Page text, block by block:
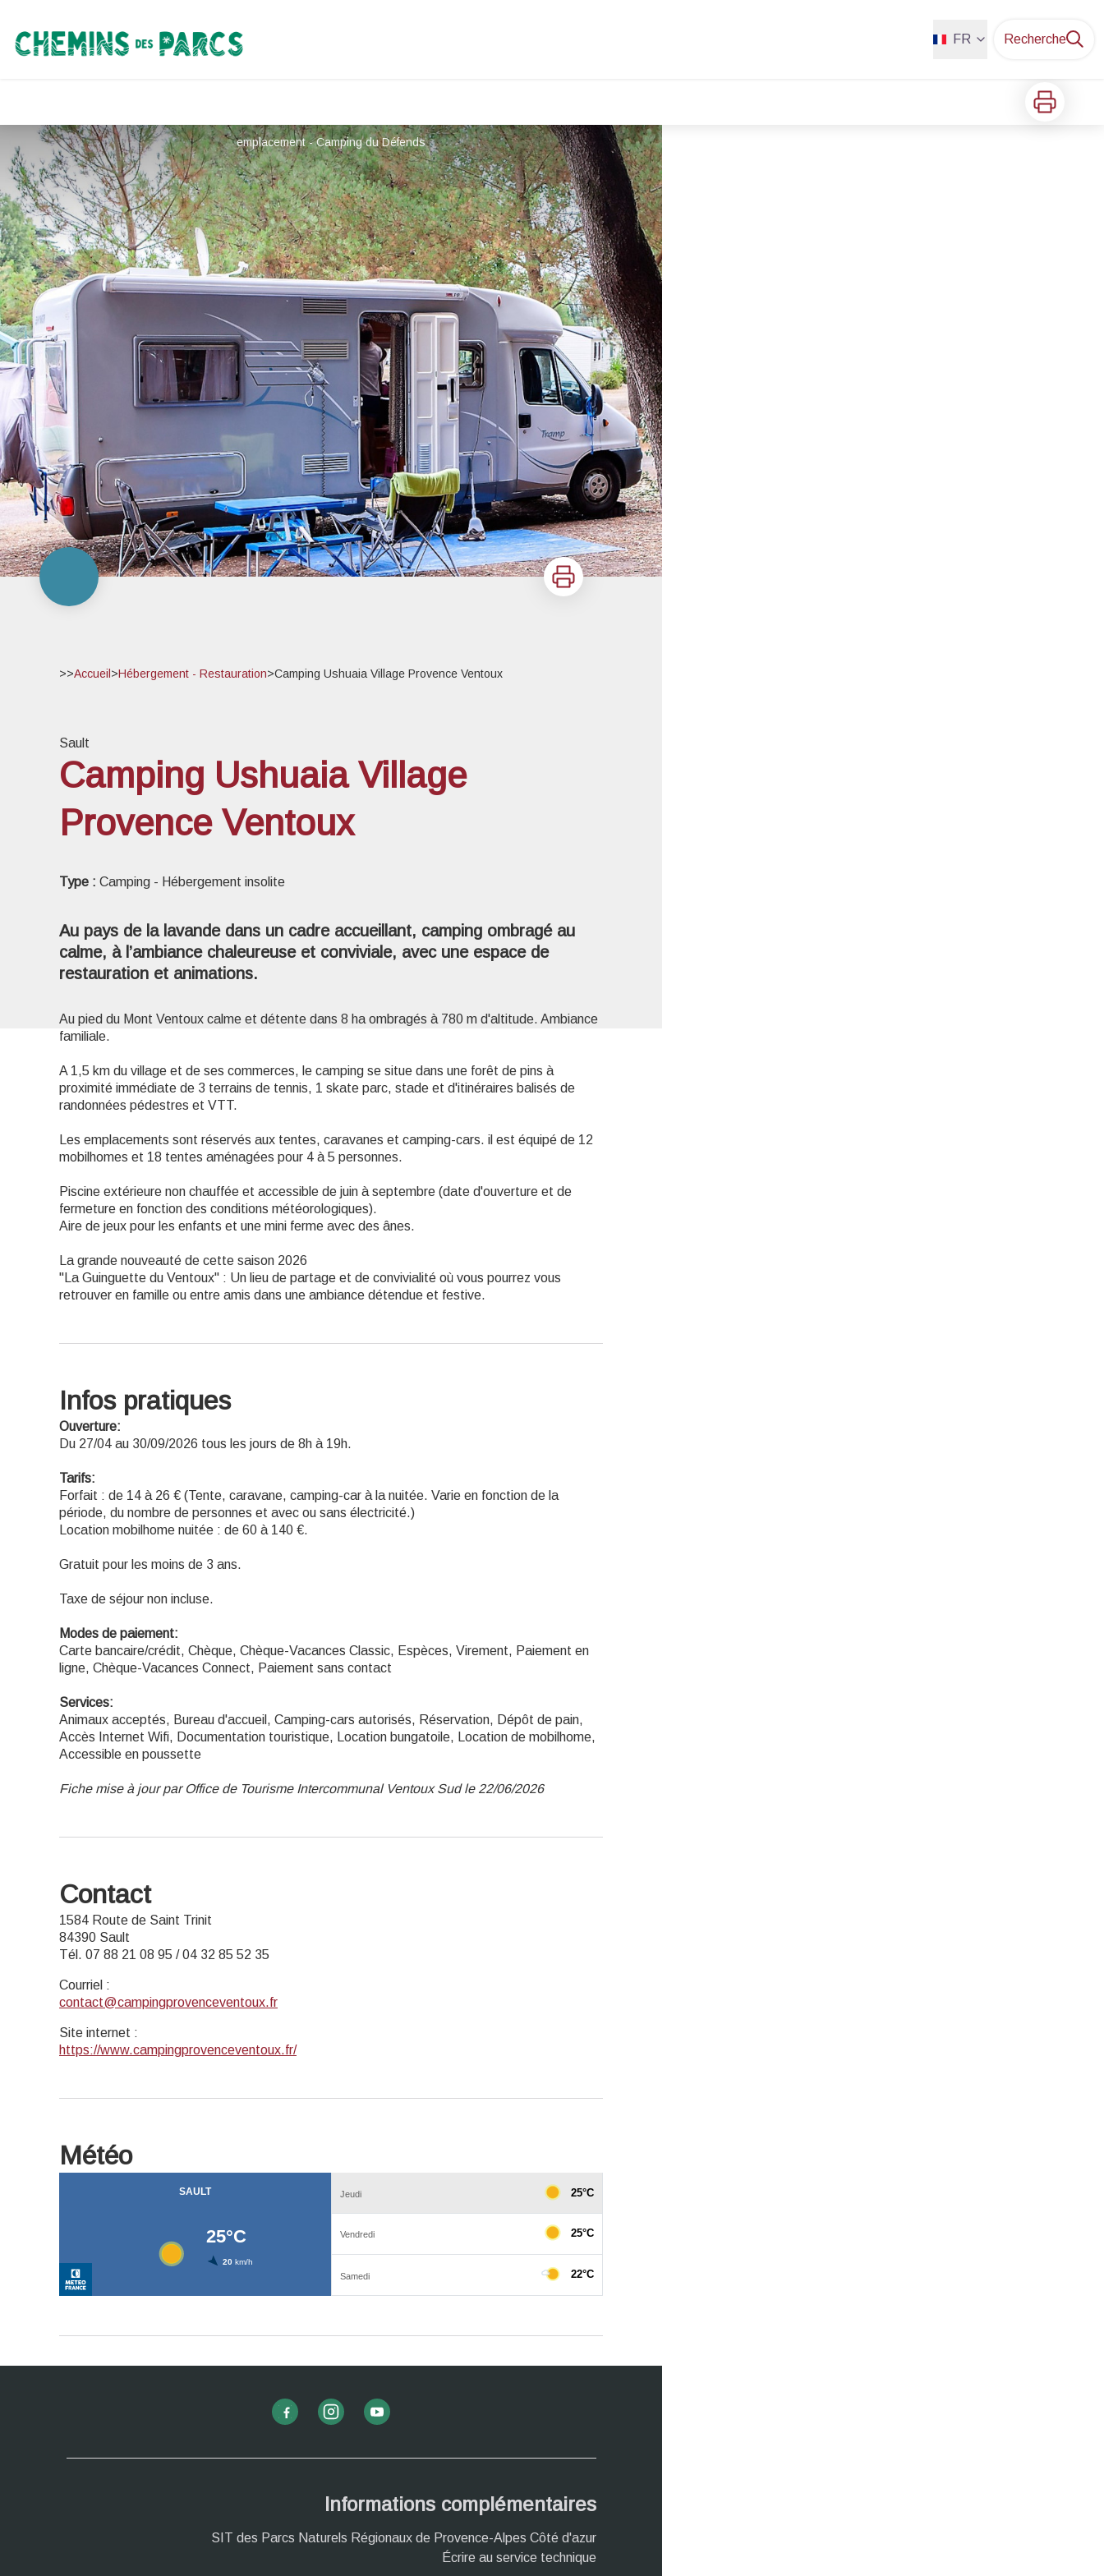
Chemins des Parcs FR Recherche
Imprimer
emplacement - Camping du Défends
Voir l'image en plein écran
Imprimer
>>Accueil >Hébergement - Restauration>Camping Ushuaia Village Provence Ventoux
Sault
Camping Ushuaia Village
Provence Ventoux
Type : Camping - Hébergement insolite
Au pays de la lavande dans un cadre accueillant, camping ombragé au
calme, à l’ambiance chaleureuse et conviviale, avec une espace de
restauration et animations.
Au pied du Mont Ventoux calme et détente dans 8 ha ombragés à 780 m d'altitude. Ambiance
familiale.
A 1,5 km du village et de ses commerces, le camping se situe dans une forêt de pins à
proximité immédiate de 3 terrains de tennis, 1 skate parc, stade et d'itinéraires balisés de
randonnées pédestres et VTT.
Les emplacements sont réservés aux tentes, caravanes et camping-cars. il est équipé de 12
mobilhomes et 18 tentes aménagées pour 4 à 5 personnes.
Piscine extérieure non chauffée et accessible de juin à septembre (date d'ouverture et de
fermeture en fonction des conditions météorologiques).
Aire de jeux pour les enfants et une mini ferme avec des ânes.
La grande nouveauté de cette saison 2026
"La Guinguette du Ventoux" : Un lieu de partage et de convivialité où vous pourrez vous
retrouver en famille ou entre amis dans une ambiance détendue et festive.
Infos pratiques
Ouverture:
Du 27/04 au 30/09/2026 tous les jours de 8h à 19h.
Tarifs:
Forfait : de 14 à 26 € (Tente, caravane, camping-car à la nuitée. Varie en fonction de la
période, du nombre de personnes et avec ou sans électricité.)
Location mobilhome nuitée : de 60 à 140 €.
Gratuit pour les moins de 3 ans.
Taxe de séjour non incluse.
Modes de paiement:
Carte bancaire/crédit, Chèque, Chèque-Vacances Classic, Espèces, Virement, Paiement en
ligne, Chèque-Vacances Connect, Paiement sans contact
Services:
Animaux acceptés, Bureau d'accueil, Camping-cars autorisés, Réservation, Dépôt de pain,
Accès Internet Wifi, Documentation touristique, Location bungatoile, Location de mobilhome,
Accessible en poussette
Fiche mise à jour par Office de Tourisme Intercommunal Ventoux Sud le 22/06/2026
Contact
1584 Route de Saint Trinit
84390 Sault
Tél. 07 88 21 08 95 / 04 32 85 52 35
Courriel :
contact@campingprovenceventoux.fr
Site internet :
https://www.campingprovenceventoux.fr/
Météo
Informations complémentaires
SIT des Parcs Naturels Régionaux de Provence-Alpes Côté d'azur
Écrire au service technique